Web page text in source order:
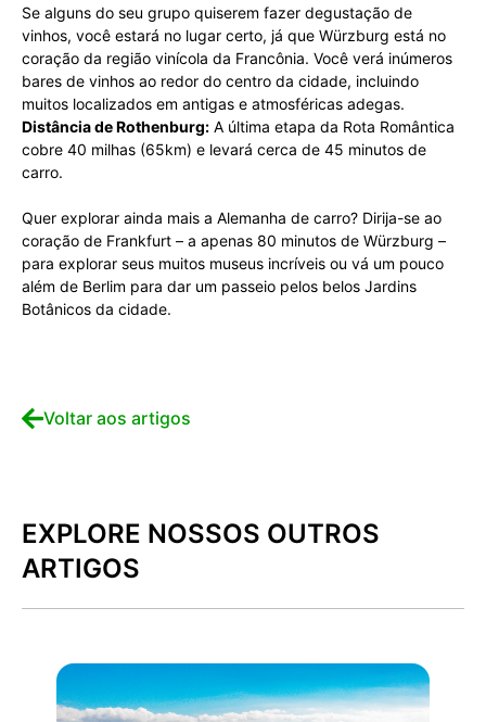
Se alguns do seu grupo quiserem fazer degustação de
vinhos, você estará no lugar certo, já que Würzburg está no
coração da região vinícola da Francônia. Você verá inúmeros
bares de vinhos ao redor do centro da cidade, incluindo
muitos localizados em antigas e atmosféricas adegas.
Distância de Rothenburg: A última etapa da Rota Romântica
cobre 40 milhas (65km) e levará cerca de 45 minutos de
carro.
Quer explorar ainda mais a Alemanha de carro? Dirija-se ao
coração de Frankfurt – a apenas 80 minutos de Würzburg –
para explorar seus muitos museus incríveis ou vá um pouco
além de Berlim para dar um passeio pelos belos Jardins
Botânicos da cidade.
Voltar aos artigos
EXPLORE NOSSOS OUTROS
ARTIGOS